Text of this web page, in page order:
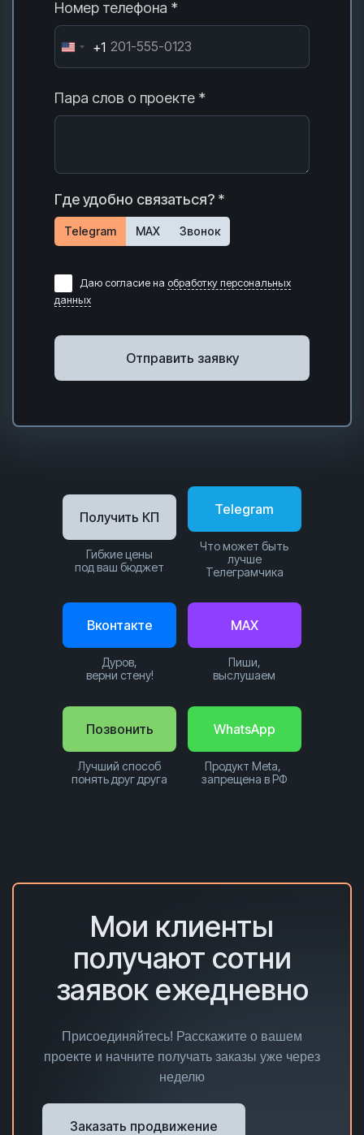
Номер телефона *
+1
Пара слов о проекте *
Где удобно связаться? *
Telegram MAX Звонок
Даю согласие на обработку персональных
данных
Отправить заявку
Позвонить
Лучший способ
понять друг друга
WhatsApp
Продукт Meta,
запрещена в РФ
Telegram
Что может быть
лучше
Телеграмчика
Вконтакте
Дуров,
верни стену!
Получить КП
Гибкие цены
под ваш бюджет
MAX
Пиши,
выслушаем
Мои клиенты
получают сотни
заявок ежедневно
Присоединяйтесь! Расскажите о вашем
проекте и начните получать заказы уже через
неделю
Заказать продвижение